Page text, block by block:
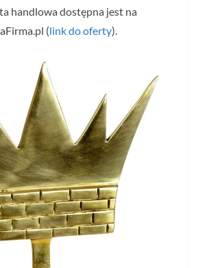
handlowa dostępna jest na
(link do oferty).